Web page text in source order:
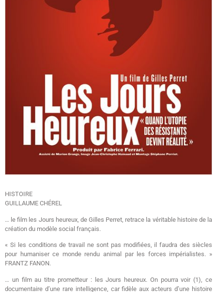
HISTOIRE
GUILLAUME CHÉREL
… le film les Jours heureux, de Gilles Perret, retrace la véritable histoire de la
création du modèle social français.
« Si les conditions de travail ne sont pas modifiées, il faudra des siècles
pour humaniser ce monde rendu animal par les forces impérialistes. »
FRANTZ FANON.
… un film au titre prometteur : les Jours heureux. On pourra voir (1), ce
documentaire d’une rare intelligence, car fidèle aux acteurs d’une histoire